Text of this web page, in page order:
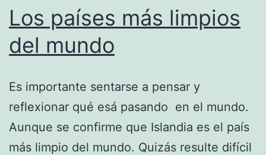
Los países más limpios
del mundo
Es importante sentarse a pensar y
reflexionar qué esá pasando en el mundo.
Aunque se confirme que Islandia es el país
más limpio del mundo. Quizás resulte difícil